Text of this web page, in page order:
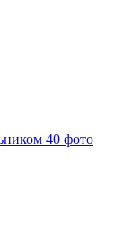
40 фото